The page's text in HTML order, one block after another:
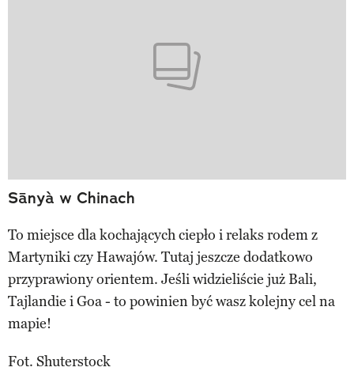
Sānyà w Chinach
To miejsce dla kochających ciepło i relaks rodem z
Martyniki czy Hawajów. Tutaj jeszcze dodatkowo
przyprawiony orientem. Jeśli widzieliście już Bali,
Tajlandie i Goa - to powinien być wasz kolejny cel na
mapie!
Fot. Shuterstock